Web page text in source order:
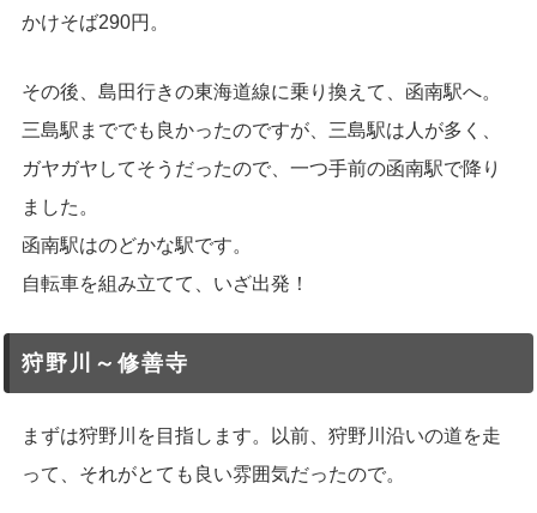
かけそば290円。
その後、島田行きの東海道線に乗り換えて、函南駅へ。
三島駅まででも良かったのですが、三島駅は人が多く、
ガヤガヤしてそうだったので、一つ手前の函南駅で降り
ました。
函南駅はのどかな駅です。
自転車を組み立てて、いざ出発！
狩野川～修善寺
まずは狩野川を目指します。以前、狩野川沿いの道を走
って、それがとても良い雰囲気だったので。